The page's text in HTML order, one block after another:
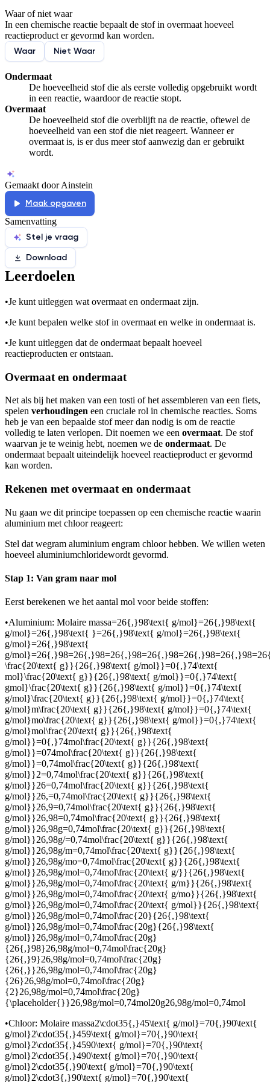
De uitleg gaat te langzaam
Afspelen werkte niet
Iets anders
Waar of niet waar
In een chemische reactie bepaalt de stof in overmaat hoeveel
reactieproduct er gevormd kan worden.
Waar
Niet Waar
Ondermaat
De hoeveelheid stof die als eerste volledig opgebruikt wordt
in een reactie, waardoor de reactie stopt.
Overmaat
De hoeveelheid stof die overblijft na de reactie, oftewel de
hoeveelheid van een stof die niet reageert. Wanneer er
overmaat is, is er dus meer stof aanwezig dan er gebruikt
wordt.
Gemaakt door Ainstein
Maak opgaven
Samenvatting
Stel je vraag
Download
Leerdoelen
•Je kunt uitleggen wat overmaat en ondermaat zijn.
•Je kunt bepalen welke stof in overmaat en welke in ondermaat is.
•Je kunt uitleggen dat de ondermaat bepaalt hoeveel
reactieproducten er ontstaan.
Overmaat en ondermaat
Net als bij het maken van een tosti of het assembleren van een fiets,
spelen verhoudingen een cruciale rol in chemische reacties. Soms
heb je van een bepaalde stof meer dan nodig is om de reactie
volledig te laten verlopen. Dit noemen we een overmaat. De stof
waarvan je te weinig hebt, noemen we de ondermaat. De
ondermaat bepaalt uiteindelijk hoeveel reactieproduct er gevormd
kan worden.
Rekenen met overmaat en ondermaat
Nu gaan we dit principe toepassen op een chemische reactie waarin
aluminium met chloor reageert:
Stel dat wegram aluminium engram chloor hebben. We willen weten
hoeveel aluminiumchloridewordt gevormd.
Stap 1: Van gram naar mol
Eerst berekenen we het aantal mol voor beide stoffen:
•Aluminium: Molaire massa=26{,}98\text{ g/mol}=26{,}98\text{
g/mol}=26{,}98\text{ }=26{,}98\text{ g/mol}=26{,}98\text{
g/mol}=26{,}98\text{
g/
\frac{20\text{ g}}{26{,}98\text{ g/mol}}=0{,}74\text{
mol}\frac{20\text{ g}}{26{,}98\text{ g/mol}}=0{,}74\text{
gmol}\frac{20\text{ g}}{26{,}98\text{ g/mol}}=0{,}74\text{
g/mol}\frac{20\text{ g}}{26{,}98\text{ g/mol}}=0{,}74\text{
g/mol}m\frac{20\text{ g}}{26{,}98\text{ g/mol}}=0{,}74\text{
g/mol}mo\frac{20\text{ g}}{26{,}98\text{ g/mol}}=0{,}74\text{
g/mol}mol\frac{20\text{ g}}{26{,}98\text{
g/mol}}=0{,}74mol\frac{20\text{ g}}{26{,}98\text{
g/mol}}=074mol\frac{20\text{ g}}{26{,}98\text{
g/mol}}=0,74mol\frac{20\text{ g}}{26{,}98\text{
g/mol}}2=0,74mol\frac{20\text{ g}}{26{,}98\text{
g/mol}}26=0,74mol\frac{20\text{ g}}{26{,}98\text{
g/mol}}26,=0,74mol\frac{20\text{ g}}{26{,}98\text{
g/mol}}26,9=0,74mol\frac{20\text{ g}}{26{,}98\text{
g/mol}}26,98=0,74mol\frac{20\text{ g}}{26{,}98\text{
g/mol}}26,98g=0,74mol\frac{20\text{ g}}{26{,}98\text{
g/mol}}26,98g/=0,74mol\frac{20\text{ g}}{26{,}98\text{
g/mol}}26,98g/m=0,74mol\frac{20\text{ g}}{26{,}98\text{
g/mol}}26,98g/mo=0,74mol\frac{20\text{ g}}{26{,}98\text{
g/mol}}26,98g/mol=0,74mol\frac{20\text{ g/}}{26{,}98\text{
g/mol}}26,98g/mol=0,74mol\frac{20\text{ g/m}}{26{,}98\text{
g/mol}}26,98g/mol=0,74mol\frac{20\text{ g/mo}}{26{,}98\text{
g/mol}}26,98g/mol=0,74mol\frac{20\text{ g/mol}}{26{,}98\text{
g/mol}}26,98g/mol=0,74mol\frac{20}{26{,}98\text{
g/mol}}26,98g/mol=0,74mol\frac{20g}{26{,}98\text{
g/mol}}26,98g/mol=0,74mol\frac{20g}
{26{,}98}26,98g/mol=0,74mol\frac{20g}
{26{,}9}26,98g/mol=0,74mol\frac{20g}
{26{,}}26,98g/mol=0,74mol\frac{20g}
{26}26,98g/mol=0,74mol\frac{20g}
{2}26,98g/mol=0,74mol\frac{20g}
{\placeholder{}}26,98g/mol=0,74mol20g26,98g/mol=0,74mol
•Chloor: Molaire massa2\cdot35{,}45\text{ g/mol}=70{,}90\text{
g/mol}2\cdot35{,}459\text{ g/mol}=70{,}90\text{
g/mol}2\cdot35{,}4590\text{ g/mol}=70{,}90\text{
g/mol}2\cdot35{,}490\text{ g/mol}=70{,}90\text{
g/mol}2\cdot35{,}90\text{ g/mol}=70{,}90\text{
g/mol}2\cdot3{,}90\text{ g/mol}=70{,}90\text{